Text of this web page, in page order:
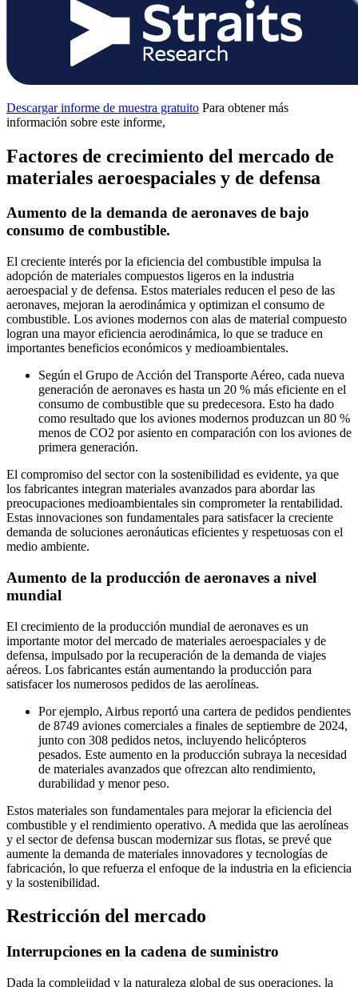
Descargar informe de muestra gratuito Para obtener más
información sobre este informe,
Factores de crecimiento del mercado de
materiales aeroespaciales y de defensa
Aumento de la demanda de aeronaves de bajo
consumo de combustible.
El creciente interés por la eficiencia del combustible impulsa la
adopción de materiales compuestos ligeros en la industria
aeroespacial y de defensa. Estos materiales reducen el peso de las
aeronaves, mejoran la aerodinámica y optimizan el consumo de
combustible. Los aviones modernos con alas de material compuesto
logran una mayor eficiencia aerodinámica, lo que se traduce en
importantes beneficios económicos y medioambientales.
Según el Grupo de Acción del Transporte Aéreo, cada nueva
generación de aeronaves es hasta un 20 % más eficiente en el
consumo de combustible que su predecesora. Esto ha dado
como resultado que los aviones modernos produzcan un 80 %
menos de CO2 por asiento en comparación con los aviones de
primera generación.
El compromiso del sector con la sostenibilidad es evidente, ya que
los fabricantes integran materiales avanzados para abordar las
preocupaciones medioambientales sin comprometer la rentabilidad.
Estas innovaciones son fundamentales para satisfacer la creciente
demanda de soluciones aeronáuticas eficientes y respetuosas con el
medio ambiente.
Aumento de la producción de aeronaves a nivel
mundial
El crecimiento de la producción mundial de aeronaves es un
importante motor del mercado de materiales aeroespaciales y de
defensa, impulsado por la recuperación de la demanda de viajes
aéreos. Los fabricantes están aumentando la producción para
satisfacer los numerosos pedidos de las aerolíneas.
Por ejemplo, Airbus reportó una cartera de pedidos pendientes
de 8749 aviones comerciales a finales de septiembre de 2024,
junto con 308 pedidos netos, incluyendo helicópteros
pesados. Este aumento en la producción subraya la necesidad
de materiales avanzados que ofrezcan alto rendimiento,
durabilidad y menor peso.
Estos materiales son fundamentales para mejorar la eficiencia del
combustible y el rendimiento operativo. A medida que las aerolíneas
y el sector de defensa buscan modernizar sus flotas, se prevé que
aumente la demanda de materiales innovadores y tecnologías de
fabricación, lo que refuerza el enfoque de la industria en la eficiencia
y la sostenibilidad.
Restricción del mercado
Interrupciones en la cadena de suministro
Dada la complejidad y la naturaleza global de sus operaciones, la